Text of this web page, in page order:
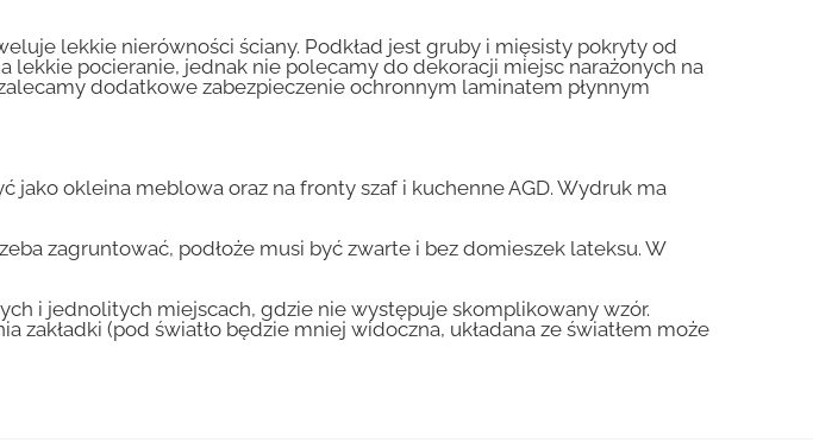
lekkie nierówności ściany. Podkład jest gruby i mięsisty pokryty od
lekkie pocieranie, jednak nie polecamy do dekoracji miejsc narażonych na
dodatkowe zabezpieczenie ochronnym laminatem płynnym
jako okleina meblowa oraz na fronty szaf i kuchenne AGD. Wydruk ma
zagruntować, podłoże musi być zwarte i bez domieszek lateksu. W
i jednolitych miejscach, gdzie nie występuje skomplikowany wzór.
zakładki (pod światło będzie mniej widoczna, układana ze światłem może